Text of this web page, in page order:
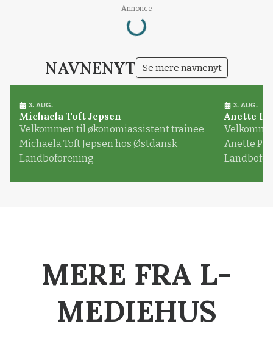
Annonce
Loading...
NAVNENYT Se mere navnenyt
3. AUG.
Michaela Toft Jepsen
Velkommen til økonomiassistent trainee
Michaela Toft Jepsen hos Østdansk
Landboforening
3. AUG.
Anette
Anette
MERE FRA L-
MEDIEHUS